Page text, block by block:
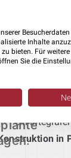
bei uns
– ein
in
:
Inhalte
bieten. Für
Sie die